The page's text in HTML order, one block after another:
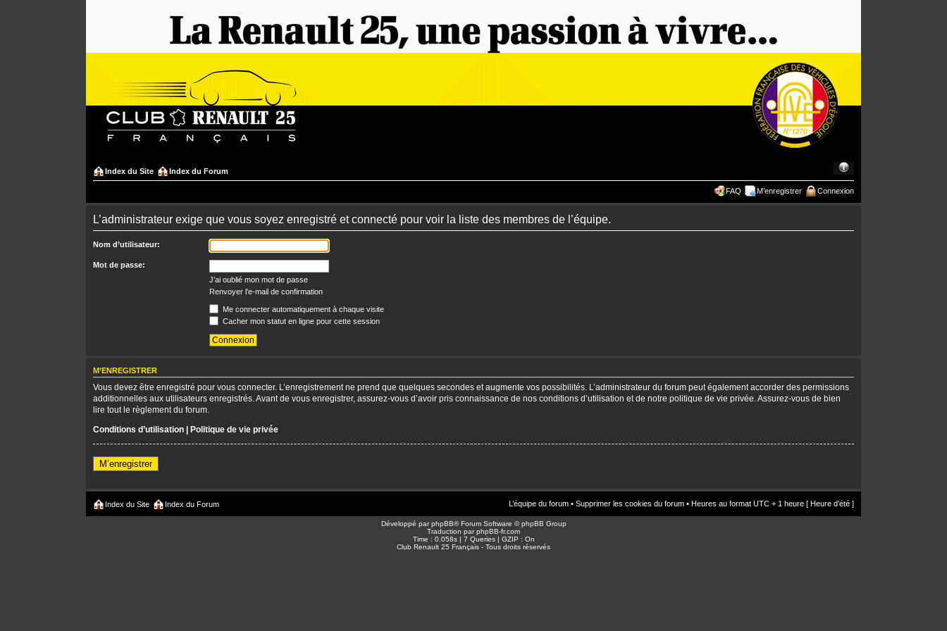
Index du Site Index du Forum
FAQ M’enregistrer Connexion
L’administrateur exige que vous soyez enregistré et connecté pour voir la liste des membres de l’équipe.
Nom d’utilisateur:
Mot de passe:
J’ai oublié mon mot de passe
Renvoyer l’e-mail de confirmation
Me connecter automatiquement à chaque visite
Cacher mon statut en ligne pour cette session
M’ENREGISTRER
Vous devez être enregistré pour vous connecter. L’enregistrement ne prend que quelques secondes et augmente vos possibilités. L’administrateur du forum peut également accorder des permissions
additionnelles aux utilisateurs enregistrés. Avant de vous enregistrer, assurez-vous d’avoir pris connaissance de nos conditions d’utilisation et de notre politique de vie privée. Assurez-vous de bien
lire tout le règlement du forum.
Conditions d’utilisation | Politique de vie privée
M’enregistrer
Index du Site Index du Forum L’équipe du forum • Supprimer les cookies du forum • Heures au format UTC + 1 heure [ Heure d’été ]
Développé parphpBB® Forum Software © phpBB Group
Traduction parphpBB-fr.com
Time : 0.058s | 7 Queries | GZIP : On
Club Renault 25 Français - Tous droits réservés